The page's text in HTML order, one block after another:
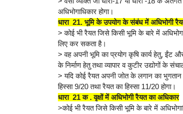
अधिभोगाधिकार होगा।
धारा 21. भूमि के उपयोग के संबंध में अधिभोगी
> कोई भी रैयत जिसे किसी भूमि के बारे में
लिए कर सकता है।
> वह अपनी भूमि का प्रयोग कृषि कार्य हेतु, ईंट
के निर्माण हेतु तथा व्यापार व कुटीर उद्योगों के
> यदि कोई रैयत अपनी जोत के लगान का भुगतान
हिस्सा 9/20 तथा रैयत का हिस्सा 11/20 होगा।
धारा 21 क . वृक्षों में अधिभोगी रैयत का अधिकार
>कोई भी रैयत जिसे किसी भूमि के बारे में